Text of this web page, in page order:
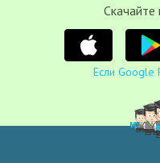
Если Google